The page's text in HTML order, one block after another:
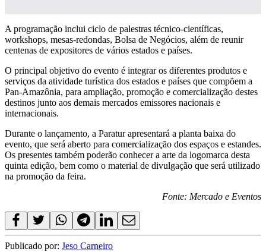
A programação inclui ciclo de palestras técnico-científicas,
workshops, mesas-redondas, Bolsa de Negócios, além de reunir
centenas de expositores de vários estados e países.
O principal objetivo do evento é integrar os diferentes produtos e
serviços da atividade turística dos estados e países que compõem a
Pan-Amazônia, para ampliação, promoção e comercialização destes
destinos junto aos demais mercados emissores nacionais e
internacionais.
Durante o lançamento, a Paratur apresentará a planta baixa do
evento, que será aberto para comercialização dos espaços e estandes.
Os presentes também poderão conhecer a arte da logomarca desta
quinta edição, bem como o material de divulgação que será utilizado
na promoção da feira.
Fonte: Mercado e Eventos
Publicado por: Jeso Carneiro